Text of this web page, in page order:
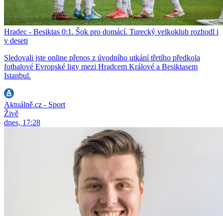
Hradec - Besiktas 0:1. Šok pro domácí. Turecký velkoklub rozhodl i
v deseti
Sledovali jste online přenos z úvodního utkání třetího předkola
fotbalové Evropské ligy mezi Hradcem Králové a Besiktasem
Istanbul.
Aktuálně.cz - Sport
Živě
dnes, 17:28